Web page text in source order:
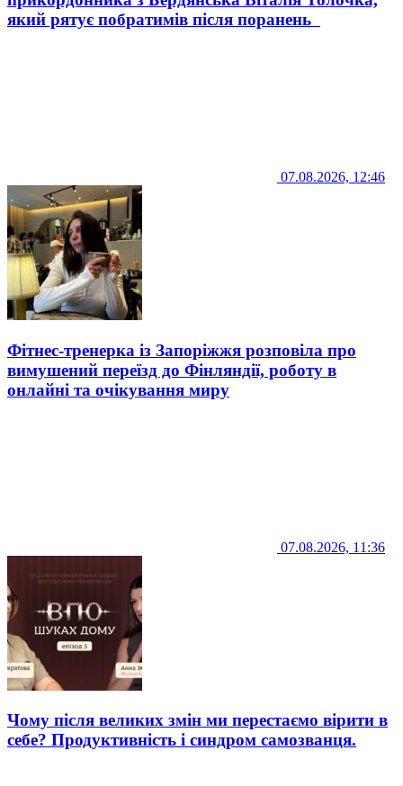
який рятує побратимів після поранень
07.08.2026, 12:46
Фітнес-тренерка із Запоріжжя розповіла про
вимушений переїзд до Фінляндії, роботу в
онлайні та очікування миру
07.08.2026, 11:36
Чому після великих змін ми перестаємо вірити в
себе? Продуктивність і синдром самозванця.